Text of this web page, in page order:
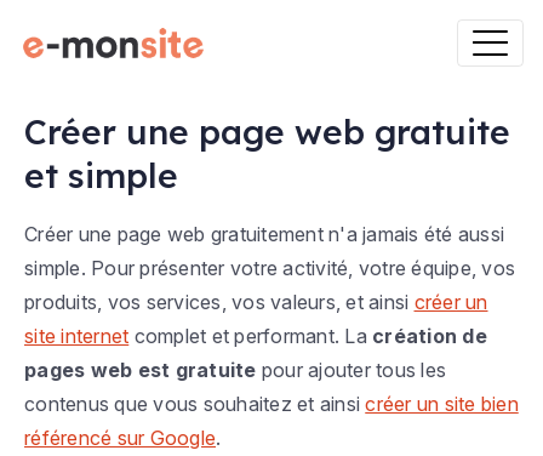
Créer une page web gratuite
et simple
Créer une page web gratuitement n'a jamais été aussi
simple. Pour présenter votre activité, votre équipe, vos
produits, vos services, vos valeurs, et ainsi créer un
site internet complet et performant. La création de
pages web est gratuite pour ajouter tous les
contenus que vous souhaitez et ainsicréer un site bien
référencé sur Google.